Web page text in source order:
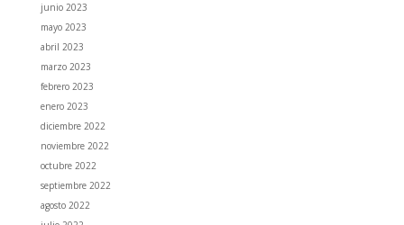
junio 2023
mayo 2023
abril 2023
marzo 2023
febrero 2023
enero 2023
diciembre 2022
noviembre 2022
octubre 2022
septiembre 2022
agosto 2022